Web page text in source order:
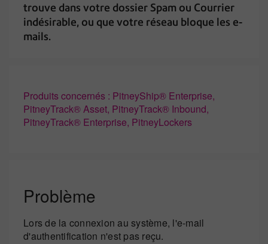
trouve dans votre dossier Spam ou Courrier
indésirable, ou que votre réseau bloque les e-
mails.
Produits concernés : PitneyShip® Enterprise,
PitneyTrack® Asset, PitneyTrack® Inbound,
PitneyTrack® Enterprise, PitneyLockers
Problème
Lors de la connexion au système, l'e-mail
d'authentification n'est pas reçu.